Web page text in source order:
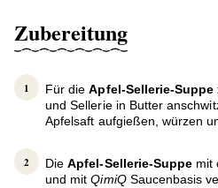
Zubereitung
Für dieApfel-Sellerie-Suppe
und Sellerie in Butter
Apfelsaft aufgießen, würzen
DieApfel-Sellerie-Suppe mit
und mitQimiQSaucenbasis